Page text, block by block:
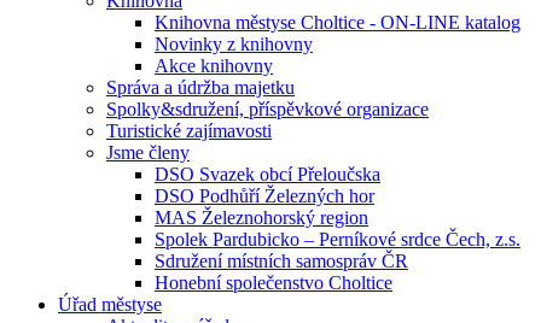
Knihovna městyse Choltice - ON-LINE katalog
Novinky z knihovny
Akce knihovny
Správa a údržba majetku
Spolky&sdružení, příspěvkové organizace
Turistické zajímavosti
Jsme členy
DSO Svazek obcí Přeloučska
DSO Podhůří Železných hor
MAS Železnohorský region
Spolek Pardubicko – Perníkové srdce Čech, z.s.
Sdružení místních samospráv ČR
Honební společenstvo Choltice
Úřad městyse